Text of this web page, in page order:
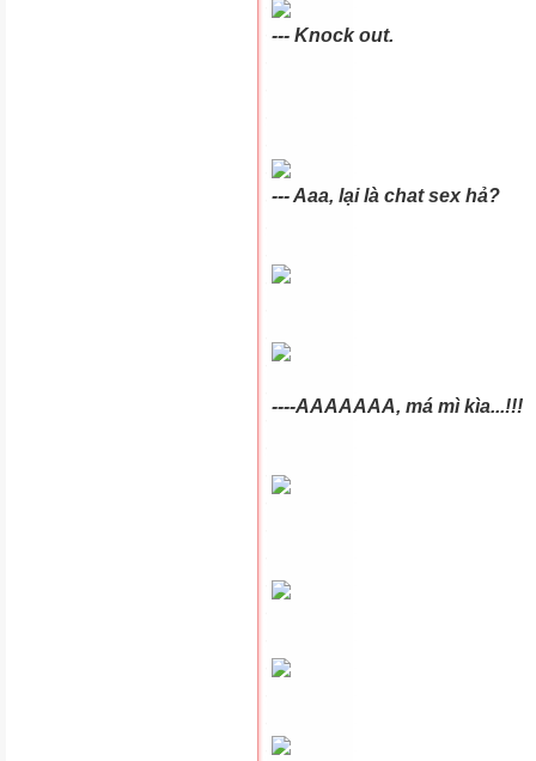
--- Knock out.
--- Aaa, lại là chat sex hả?
----AAAAAAA, má mì kìa...!!!